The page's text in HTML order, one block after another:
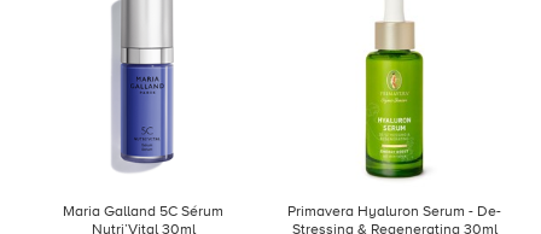
Maria Galland 5C Sérum
Nutri’Vital 30ml
Primavera Hyaluron Serum - De-
Stressing & Regenerating 30ml